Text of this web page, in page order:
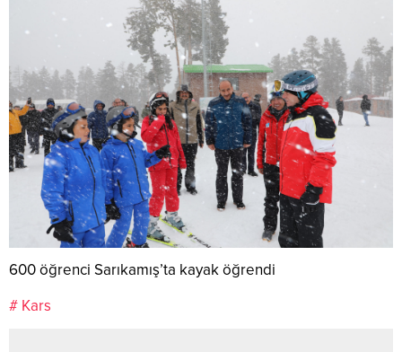
600 öğrenci Sarıkamış’ta kayak öğrendi
# Kars